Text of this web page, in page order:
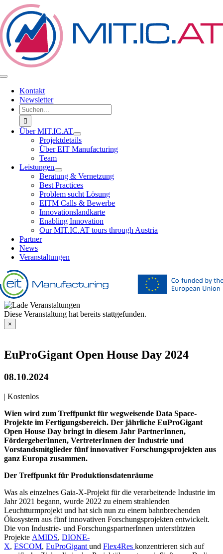
Zum
Inhalt
springen
Toggle
NavigationKontakt
Newsletter
Suche
nach:
Über MIT.IC.AT
Projektdetails
Über EIT Manufacturing
Team
Leistungen
Beratung & Vernetzung
Best Practices
Problem sucht Lösung
EITM Calls & Bewerbe
Innovationslandkarte
Enabling Innovation
Our MIT.IC.AT tours through Austria
Partner
News
Veranstaltungen
Diese Veranstaltung hat bereits stattgefunden.
×
EuProGigant Open House Day 2024
08.10.2024
| Kostenlos
Wien wird zum Treffpunkt für wegweisende Data Space-
Projekte im Fertigungsbereich. Der jährliche EuProGigant
Open House Day bringt in diesem Jahr PartnerInnen,
FördergeberInnen, VertreterInnen der Industrie und
Vorstandsmitglieder fünf innovativer Forschungsprojekten aus
ganz Europa zusammen.
Der Treffpunkt für Produktionsdatenräume
Was als einzelnes Gaia-X-Projekt für die verarbeitende Industrie im
Jahr 2021 begann, wurde 2022 zu einem strahlenden
Leuchtturmprojekt und hat sich nun zu einem bahnbrechenden
Ökosystem aus fünf innovativen Forschungsprojekten entwickelt.
Die von Industrie- und ForschungspartnerInnen unterstützten
Projekte AMIDS, DIONE-
X, ESCOM, EuProGigant und Flex4Res konzentrieren sich auf